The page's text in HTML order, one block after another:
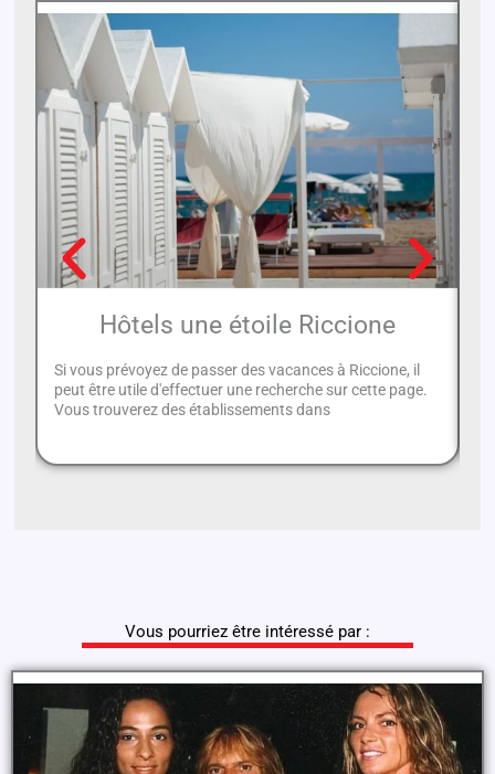
Hôtels une étoile Riccione
Si vous prévoyez de passer des vacances à Riccione, il
peut être utile d'effectuer une recherche sur cette page.
Vous trouverez des établissements dans
Vous pourriez être intéressé par :